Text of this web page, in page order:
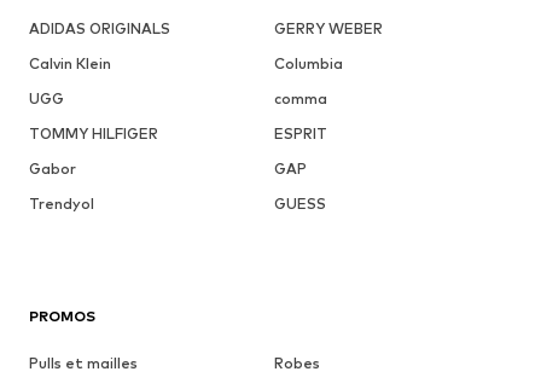
ADIDAS ORIGINALS
GERRY WEBER
Calvin Klein
Columbia
UGG
comma
TOMMY HILFIGER
ESPRIT
Gabor
GAP
Trendyol
GUESS
PROMOS
Pulls et mailles
Robes